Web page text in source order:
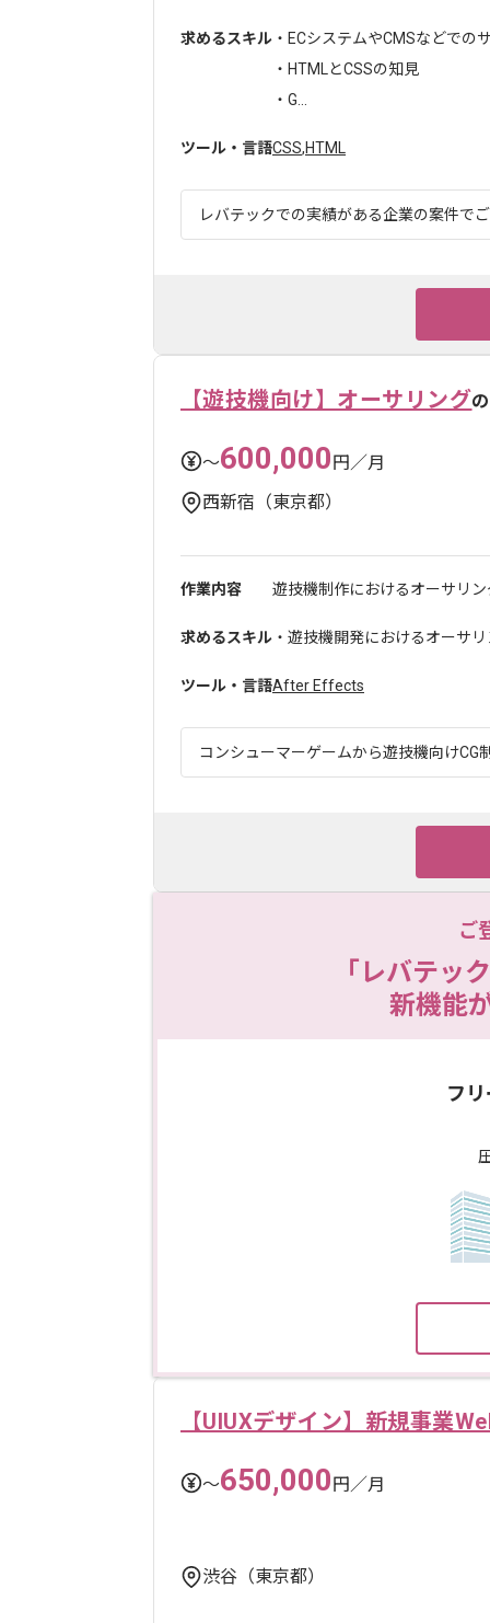
求めるスキル ・ECシステムやCMSなどでの
・HTMLとCSSの知見
・G...
ツール・言語CSS,HTML
レバテックでの実績がある企業の案件で
【遊技機向け】オーサリング
〜600,000円／月
西新宿（東京都）
作業内容 遊技機制作におけるオーサリ
求めるスキル ・遊技機開発におけるオーサ
ツール・言語After Effects
コンシューマーゲームから遊技機向けCG
ご
「レバテッ
新機能
フ
【UIUXデザイン】新規事業
〜650,000円／月
渋谷（東京都）